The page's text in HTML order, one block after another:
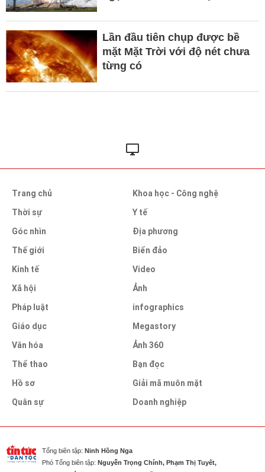
Lần đầu tiên chụp được bề
mặt Mặt Trời với độ nét chưa
từng có
Trang chủ
Thời sự
Góc nhìn
Thế giới
Kinh tế
Xã hội
Pháp luật
Giáo dục
Văn hóa
Thể thao
Hồ sơ
Quân sự
Khoa học - Công nghệ
Y tế
Địa phương
Biển đảo
Video
Ảnh
infographics
Megastory
Ảnh 360
Bạn đọc
Giải mã muôn mặt
Doanh nghiệp
Tổng biên tập: Ninh Hồng Nga
Phó Tổng biên tập: Nguyễn Trọng Chính, Phạm Thị Tuyết,